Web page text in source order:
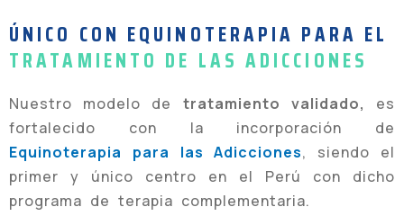
ÚNICO CON EQUINOTERAPIA PARA EL
TRATAMIENTO DE LAS ADICCIONES
Nuestro modelo de tratamiento validado, es
fortalecido con la incorporación de
Equinoterapia para las Adicciones, siendo el
primer y único centro en el Perú con dicho
programa de terapia complementaria.